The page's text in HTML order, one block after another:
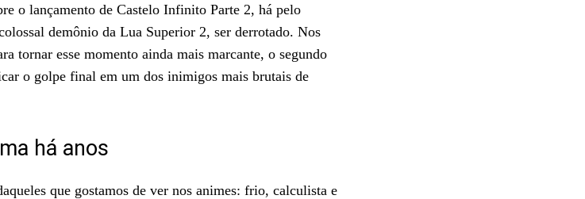
o lançamento de Castelo Infinito Parte 2, há pelo
demônio da Lua Superior 2, ser derrotado. Nos
tornar esse momento ainda mais marcante, o segundo
o golpe final em um dos inimigos mais brutais de
há anos
que gostamos de ver nos animes: frio, calculista e